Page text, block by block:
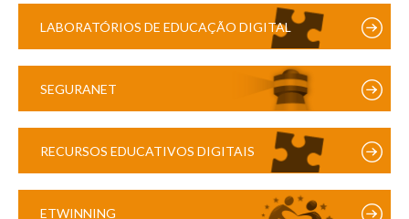
LABORATÓRIOS DE EDUCAÇÃO DIGITAL
SEGURANET
RECURSOS EDUCATIVOS DIGITAIS
ETWINNING